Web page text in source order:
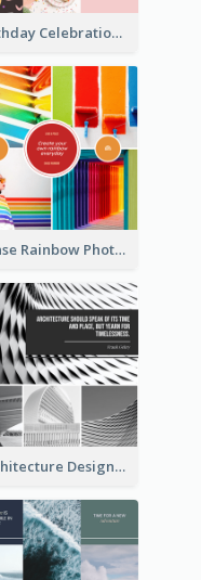
Birthday Celebration Cakes Photo Collage
Chase Rainbow Photo Collage
Architecture Design Photo Collage